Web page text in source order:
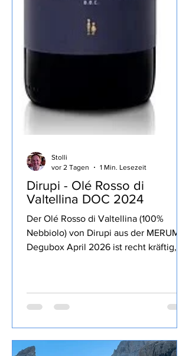
Valtellina DOC 2024
Der Olé Rosso di Valtellina (100%
eingebunden, trinkig, passt sehr gut zu
kräftigen Gerichten und zum Genuss
über den Abend.
Stolli
vor 2 Tagen
1 Min. Lesezeit